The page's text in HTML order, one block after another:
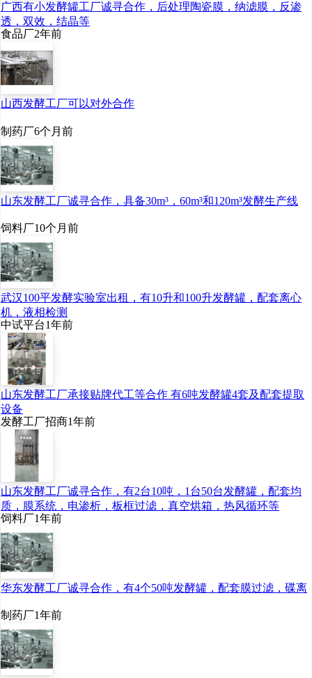
广西有小发酵罐工厂诚寻合作，后处理陶瓷膜，纳滤膜，反渗
透，双效，结晶等
食品厂2年前
山西发酵工厂可以对外合作
制药厂6个月前
山东发酵工厂诚寻合作，具备30m³，60m³和120m³发酵生产线
饲料厂10个月前
武汉100平发酵实验室出租，有10升和100升发酵罐，配套离心
机，液相检测
中试平台1年前
山东发酵工厂承接贴牌代工等合作 有6吨发酵罐4套及配套提取
设备
发酵工厂招商1年前
山东发酵工厂诚寻合作，有2台10吨，1台50台发酵罐，配套均
质，膜系统，电渗析，板框过滤，真空烘箱，热风循环等
饲料厂1年前
华东发酵工厂诚寻合作，有4个50吨发酵罐，配套膜过滤，碟离
制药厂1年前